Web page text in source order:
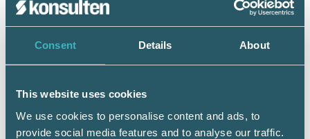
Consent Details About
This website uses cookies
We use cookies to personalise content and ads, to
provide social media features and to analyse our traffic.
Sanktionskontroll av Juridisk Person
ID-kontroll av Verklig Huvudman
PEP- och Sanktionskontroll av Fysisk Person
Riskbedömning och riskklassificering av nya
Löpande bevakning och kontroll för att
upptäcka ev. förändringar hos kunden.